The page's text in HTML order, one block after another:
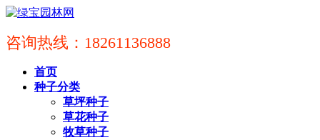
咨询热线：18261136888
首页
种子分类
草坪种子
草花种子
牧草种子